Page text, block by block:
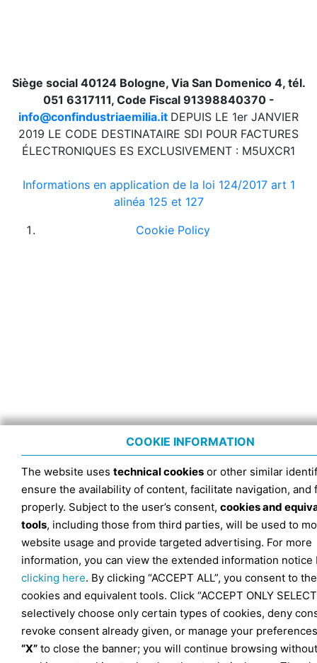
Siège social 40124 Bologne, Via San Domenico 4, tél.
051 6317111, Code Fiscal 91398840370 -
info@confindustriaemilia.it DEPUIS LE 1er JANVIER
2019 LE CODE DESTINATAIRE SDI POUR FACTURES
ÉLECTRONIQUES ES EXCLUSIVEMENT : M5UXCR1
Informations en application de la loi 124/2017 art 1
alinéa 125 et 127
Cookie Policy
COOKIE INFORMATION
The website uses technical cookies or other similar
ensure the availability of content, facilitate navigation, and
properly. Subject to the user’s consent, cookies and
tools, including those from third parties, will be used to
website usage and provide targeted advertising. For more
information, you can view the extended information notice
clicking here. By clicking “ACCEPT ALL”, you consent to
cookies and equivalent tools. Click “ACCEPT ONLY
selectively choose only certain types of cookies, deny
revoke consent already given, or manage your
“X” to close the banner; you will continue browsing without